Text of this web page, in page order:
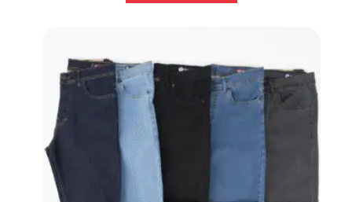
من
المنتج.
يمكن
اختيار
الخيارات
صفحة
المنتج